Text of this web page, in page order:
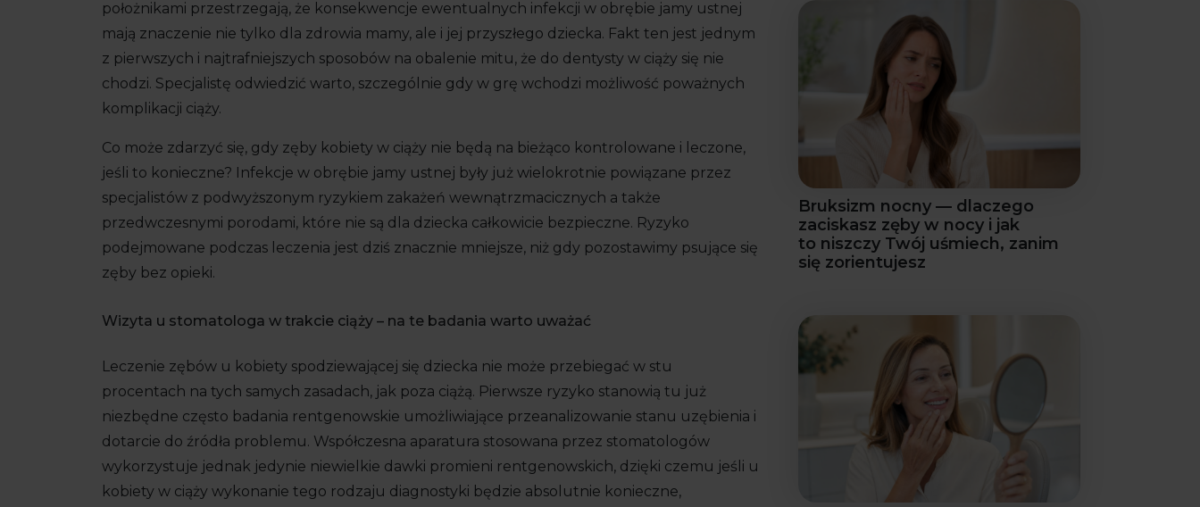
położnikami przestrzegają, że konsekwencje ewentualnych infekcji w obrębie jamy ustnej
mają znaczenie nie tylko dla zdrowia mamy, ale i jej przyszłego dziecka. Fakt ten jest jednym
z pierwszych i najtrafniejszych sposobów na obalenie mitu, że do dentysty w ciąży się nie
chodzi. Specjalistę odwiedzić warto, szczególnie gdy w grę wchodzi możliwość poważnych
komplikacji ciąży.
Co może zdarzyć się, gdy zęby kobiety w ciąży nie będą na bieżąco kontrolowane i leczone,
jeśli to konieczne? Infekcje w obrębie jamy ustnej były już wielokrotnie powiązane przez
specjalistów z podwyższonym ryzykiem zakażeń wewnątrzmacicznych a także
przedwczesnymi porodami, które nie są dla dziecka całkowicie bezpieczne. Ryzyko
podejmowane podczas leczenia jest dziś znacznie mniejsze, niż gdy pozostawimy psujące się
zęby bez opieki.
Wizyta u stomatologa w trakcie ciąży – na te badania warto uważać
Leczenie zębów u kobiety spodziewającej się dziecka nie może przebiegać w stu
procentach na tych samych zasadach, jak poza ciążą. Pierwsze ryzyko stanowią tu już
niezbędne często badania rentgenowskie umożliwiające przeanalizowanie stanu uzębienia i
dotarcie do źródła problemu. Współczesna aparatura stosowana przez stomatologów
wykorzystuje jednak jedynie niewielkie dawki promieni rentgenowskich, dzięki czemu jeśli u
kobiety w ciąży wykonanie tego rodzaju diagnostyki będzie absolutnie konieczne,
Bruksizm nocny — dlaczego
zaciskasz zęby w nocy i jak
to niszczy Twój uśmiech, zanim
się zorientujesz